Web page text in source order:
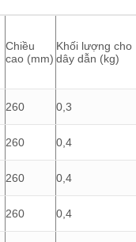
Chiều
cao (mm)
Khối lượng cho
dây dẫn (kg)
260 0,3
260 0,4
260 0,4
260 0,4